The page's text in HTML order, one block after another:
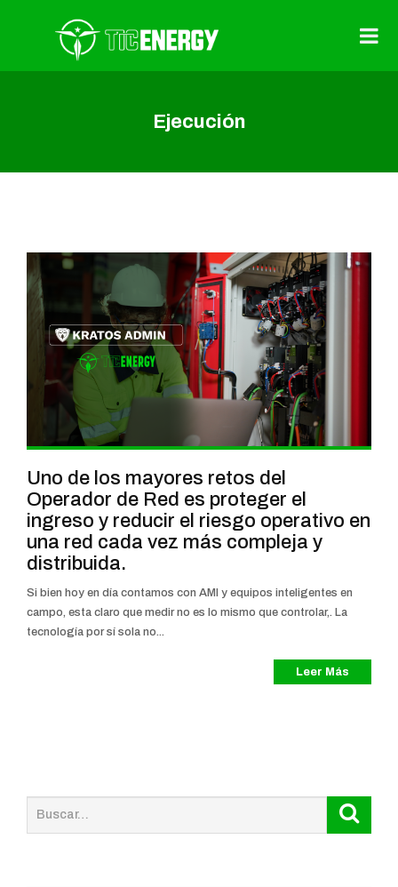
Ejecución
Uno de los mayores retos del
Operador de Red es proteger el
ingreso y reducir el riesgo operativo en
una red cada vez más compleja y
distribuida.
Si bien hoy en día contamos con AMI y equipos inteligentes en
campo, esta claro que medir no es lo mismo que controlar,. La
tecnología por sí sola no...
Leer Más